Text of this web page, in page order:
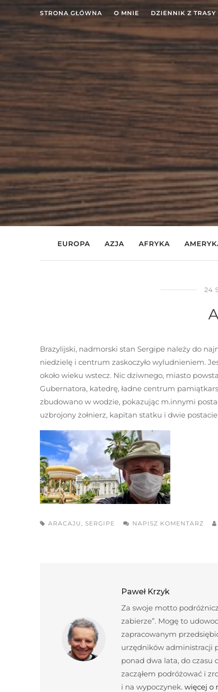
STRONA GŁÓWNA O MNIE DZIENNIK Z TRASY
EUROPA AZJA AFRYKA
24
Brazylijski, nadmorski stan Sergipe należy do
niedzielę i centrum zaskoczyło wyludnieniem.
około wieku wstecz. Nic dziwnego, miasto
Gubernatora, katedrę, ładne centrum
zbudowano w wodzie, pokazując m.innymi
uzbrojony żołnierz, kapitan statku i dwie
ARACAJU, SERGIPE NAPISZ KOMENTARZ
Paweł Krzyk
Za swoje motto
zabierze”. Mogę to
zapracowanym
urzędników administracji
ponad dwa lata, do czasu
zacząłem podróżować i
i na wypoczynek. więcej o